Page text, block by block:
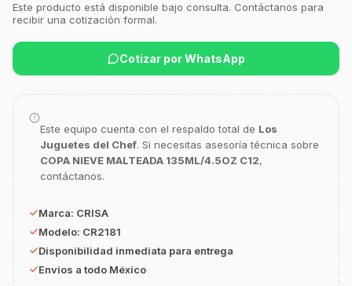
Este producto está disponible bajo consulta. Contáctanos para
recibir una cotización formal.
Cotizar por WhatsApp
Este equipo cuenta con el respaldo total de Los
Juguetes del Chef. Si necesitas asesoría técnica sobre
COPA NIEVE MALTEADA 135ML/4.5OZ C12,
contáctanos.
Marca: CRISA
Modelo: CR2181
Disponibilidad inmediata para entrega
Envíos a todo México
de cocina profesional de GastroArt.
¿En qué te puedo apoyar hoy con tu
Buscar estufas industriales